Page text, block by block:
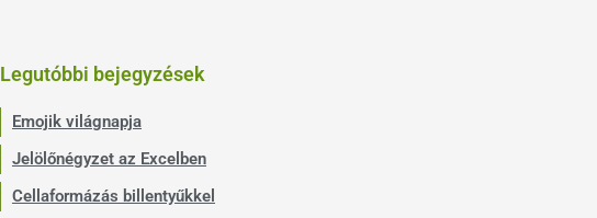
Legutóbbi bejegyzések
Emojik világnapja
Jelölőnégyzet az Excelben
Cellaformázás billentyűkkel